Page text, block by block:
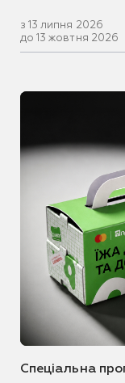
з 13 липня 2026
до 13 жовтня 2026
Спеціальна